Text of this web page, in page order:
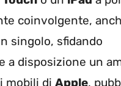
coinvolgente,
singolo, sfidando
a disposizione un
mobili di Apple,